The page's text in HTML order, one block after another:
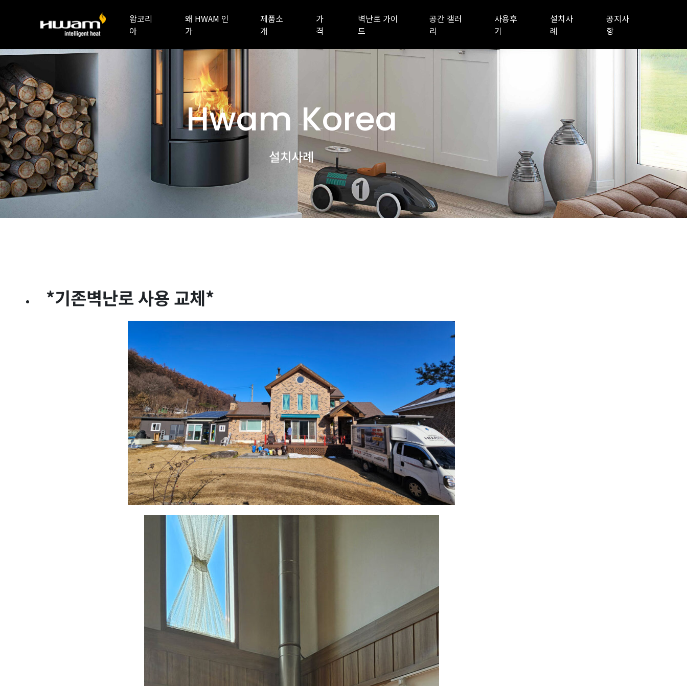
왐코리
아
왜 HWAM 인
가
제품소
개
가
격
벽난로 가이
드
공간 갤러
리
사용후
기
설치사
례
공지사
항
Hwam Korea
설치사례
*기존벽난로 사용 교체*